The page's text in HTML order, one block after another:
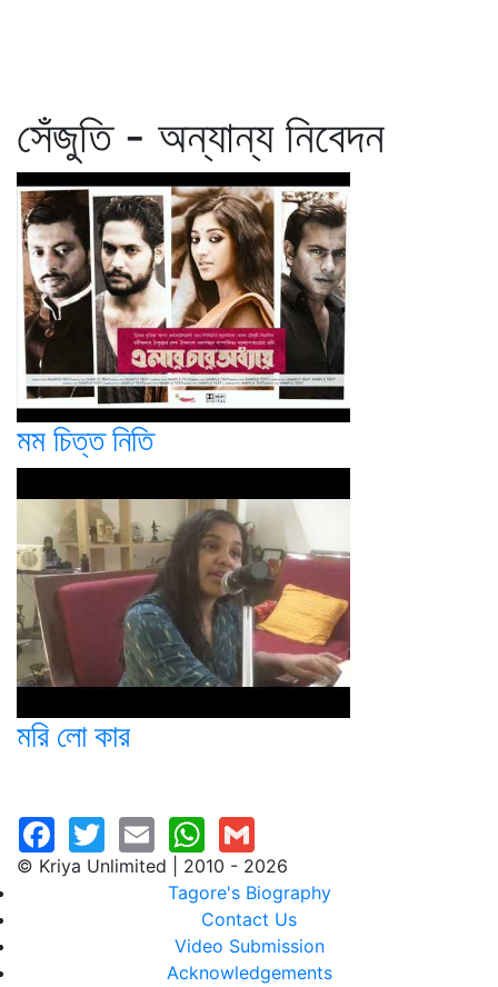
সেঁজুতি - অন্যান্য নিবেদন
মম চিত্ত নিতি
মরি লো কার
© Kriya Unlimited | 2010 - 2026
Tagore's Biography
Contact Us
Video Submission
Acknowledgements